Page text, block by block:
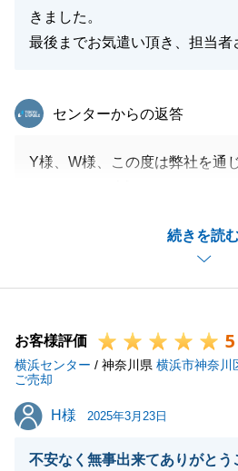
きました。
最後までお気遣い頂き、担当者
続きを読
東急リバブル
センターからの返答
Y様、W様、この度は弊社を通
負担のある中ご対応いただきま
また、これからリフォーム工
ます。
お客様評価 5
横浜センター / 神奈川県 横浜市神奈川
ご売却
H様
H様 2025年3月23日
不安なく無事出来てありがとう